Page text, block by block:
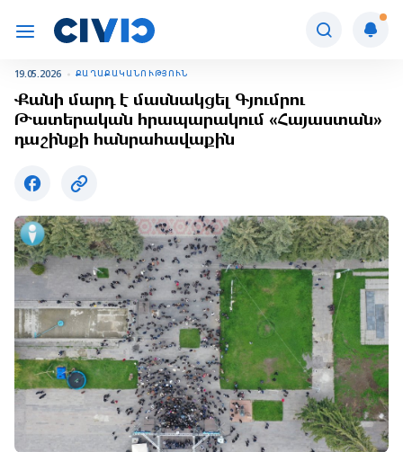
19.05.2026 ՔԱՂԱՔԱԿԱՆՈՒԹՅՈՒՆ
Քանի մարդ է մասնակցել Գյումրու
Թատերական հրապարակում «Հայաստան»
դաշինքի հանրահավաքին